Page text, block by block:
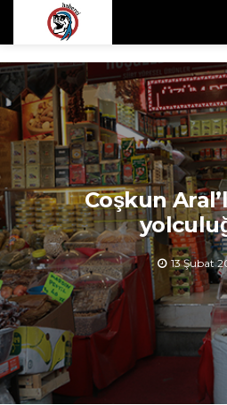
Coşkun
13 Şubat